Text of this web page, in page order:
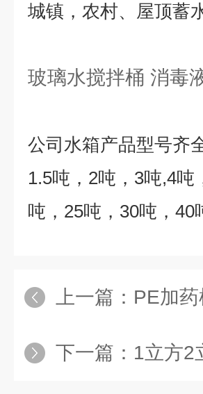
城镇，农村、屋顶蓄
玻璃水搅拌桶 消毒
公司水箱产品型号齐
1.5吨， 2吨， 3吨,4吨
吨， 25吨， 30吨， 40
上一篇： PE加
下一篇： 1立方2